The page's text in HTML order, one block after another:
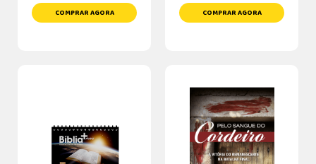
COMPRAR AGORA COMPRAR AGORA